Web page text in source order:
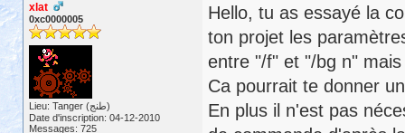
xlat
0xc0000005
Lieu: Tanger (طنج)
Date d'inscription: 04-12-2010
Messages: 725
Hello, tu as essayé la
ton projet les
entre "/f" et "/bg n"
Ca pourrait te donner
En plus il n'est pas